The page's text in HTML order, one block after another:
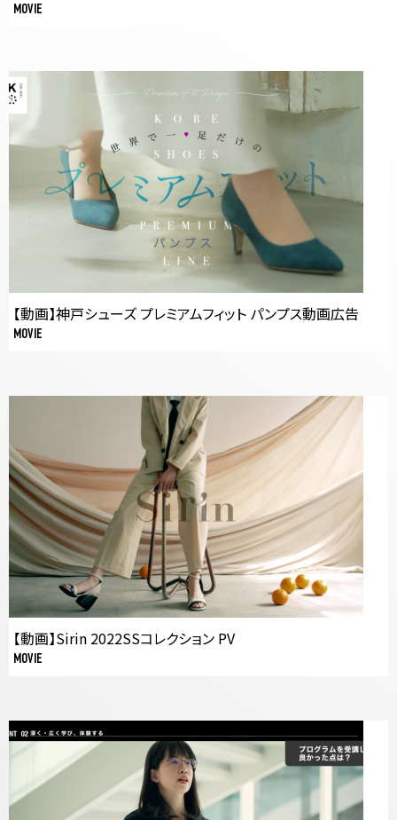
MOVIE
【動画】神戸シューズ プレミアムフィット パンプス動画広告
MOVIE
【動画】Sirin 2022SSコレクション PV
MOVIE